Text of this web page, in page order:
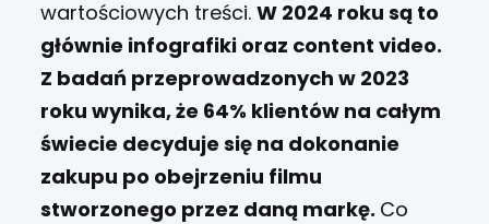
wartościowych treści.W 2024 roku są to
głównie infografiki oraz content video.
Z badań przeprowadzonych w 2023
roku wynika, że 64% klientów na całym
świecie decyduje się na dokonanie
zakupu po obejrzeniu filmu
stworzonego przez daną markę. Co